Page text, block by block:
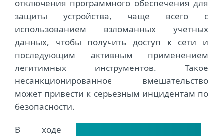
отключения программного обеспечения для
защиты устройства, чаще всего с
использованием взломанных учетных
данных, чтобы получить доступ к сети и
последующим активным применением
легитимных инструментов. Такое
несанкционированное вмешательство
может привести к серьезным инцидентам по
безопасности.
В ходе